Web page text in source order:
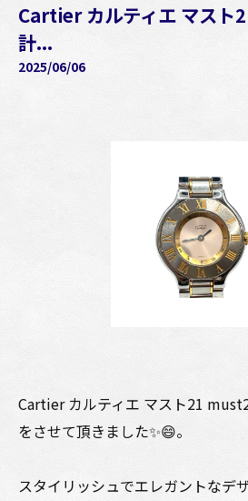
Cartier カルティエ マスト
計...
2025/06/06
Cartier カルティエ マスト21
をさせて頂きました✨😄。
スタイリッシュでエレガントなデ